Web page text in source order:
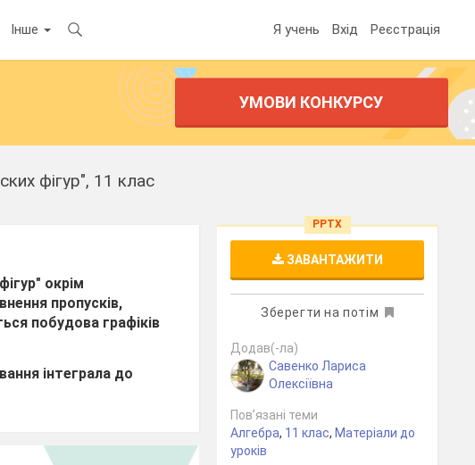
Інше Я учень Вхід Реєстрація
УМОВИ КОНКУРСУ
фігур", 11 клас
окрім
пропусків,
побудова графіків
інтеграла до
PPTX
ЗАВАНТАЖИТИ
Зберегти на потім
Додав(-ла)
Савенко Лариса
Олексіївна
Пов’язані теми
Алгебра, 11 клас, Матеріали до
уроків